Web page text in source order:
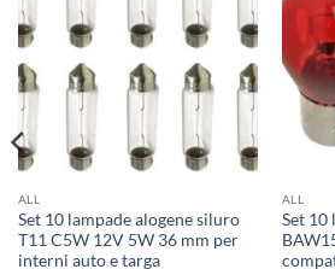
ALL
Set 10 lampade alogene siluro
T11 C5W 12V 5W 36 mm per
interni auto e targa
ALL
Set 10